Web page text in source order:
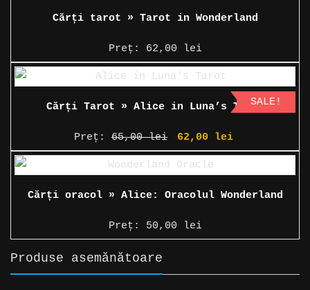
Cărți tarot » Tarot in Wonderland
Preț: 62,00 lei
SALE!
Cărți Tarot » Alice in Luna’s Tarot
Preț: 65,00lei
Prețul
inițial
a
fost:
62,00 lei
curent
este:
62,00 lei.
Cărți oracol » Alice: Oracolul Wonderland
Preț: 50,00 lei
Produse asemănătoare